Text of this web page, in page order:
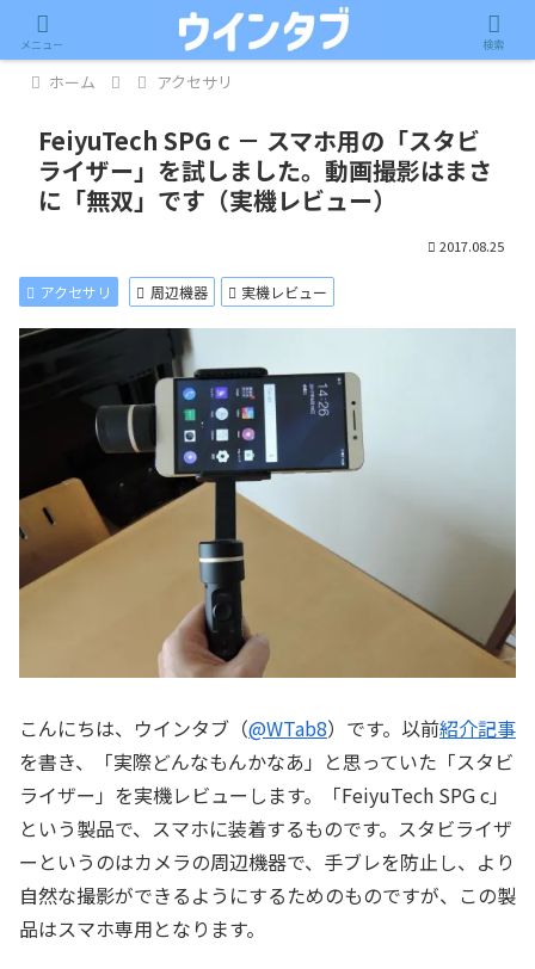
記事内に広告が含まれています。
ホーム アクセサリ
FeiyuTech SPG c － スマホ用の「スタビ
ライザー」を試しました。動画撮影はまさ
に「無双」です（実機レビュー）
2017.08.25
アクセサリ 周辺機器 実機レビュー
こんにちは、ウインタブ（@WTab8）です。以前紹介記事
を書き、「実際どんなもんかなあ」と思っていた「スタビ
ライザー」を実機レビューします。「FeiyuTech SPG c」
という製品で、スマホに装着するものです。スタビライザ
ーというのはカメラの周辺機器で、手ブレを防止し、より
自然な撮影ができるようにするためのものですが、この製
品はスマホ専用となります。
メニュー 検索